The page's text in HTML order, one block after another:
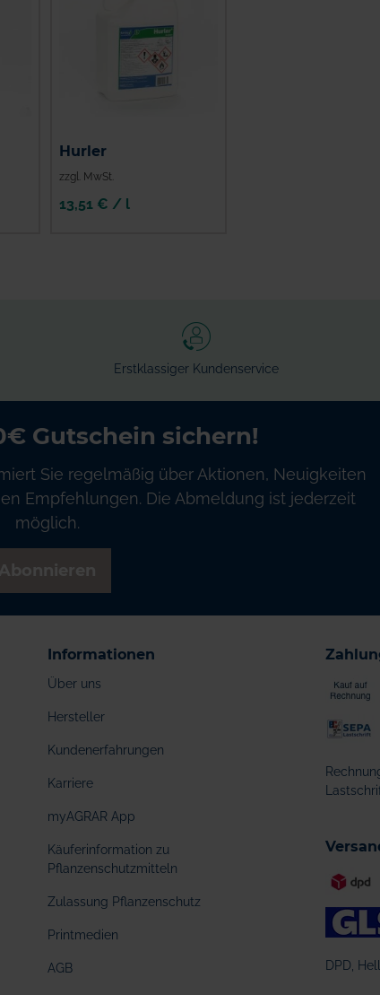
Hurler
zzgl. MwSt.
13,51 € / l
Erstklassiger Kundenservice
Gutschein sichern!
Sie regelmäßig über Aktionen, Neuigkeiten
Empfehlungen. Die Abmeldung ist jederzeit
möglich.
Informationen
Über uns
Hersteller
Kundenerfahrungen
Karriere
myAGRAR App
Käuferinformation zu
Pflanzenschutzmitteln
Zulassung Pflanzenschutz
Printmedien
AGB DPD,